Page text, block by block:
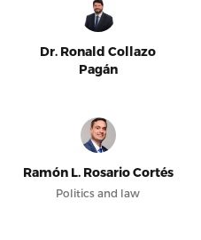
Dr. Ronald Collazo
Pagán
Ramón L. Rosario Cortés
Politics and law